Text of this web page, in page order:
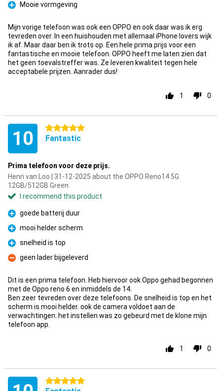
Pro
Mooie vormgeving
Mijn vorige telefoon was ook een OPPO en ook daar was ik erg
tevreden over. In een huishouden met allemaal iPhone lovers wijk
ik af. Maar daar ben ik trots op. Een hele prima prijs voor een
fantastische en mooie telefoon. OPPO heeft me laten zien dat
het geen toevalstreffer was. Ze leveren kwaliteit tegen hele
acceptabele prijzen. Aanrader dus!
1 0
10 5 stars
Fantastic
Prima telefoon voor deze prijs.
Henri van Loo | 31-12-2025 about the OPPO Reno14 5G
12GB/512GB Green
I recommend this product
Pro
goede batterij duur
Pro
mooi helder scherm
Pro
snelheid is top
Con
geen lader bijgeleverd
Dit is een prima telefoon. Heb hiervoor ook Oppo gehad begonnen
met de Oppo reno 6 en inmiddels de 14.
Ben zeer tevreden over deze telefoons. De snelheid is top en het
scherm is mooi helder. ook de camera voldoet aan de
verwachtingen. het instellen was zo gebeurd met de klone mijn
telefoon app.
1 0
5 stars